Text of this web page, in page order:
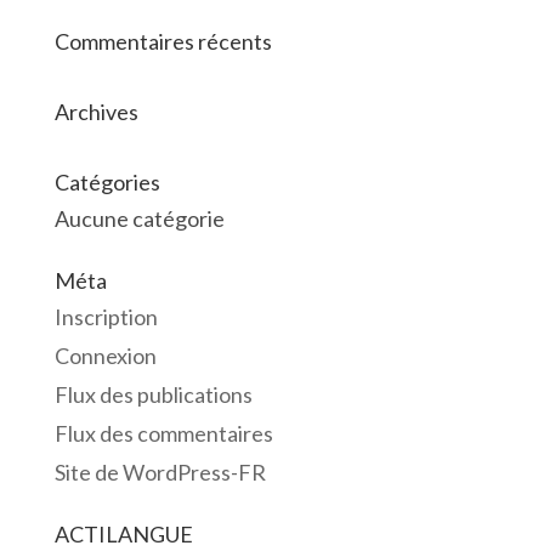
Commentaires récents
Archives
Catégories
Aucune catégorie
Méta
Inscription
Connexion
Flux des publications
Flux des commentaires
Site de WordPress-FR
ACTILANGUE